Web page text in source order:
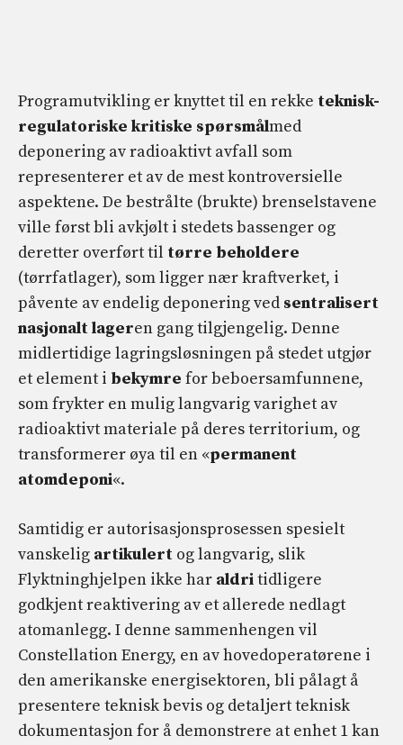
Programutvikling er knyttet til en rekke teknisk-
regulatoriske kritiske spørsmålmed
deponering av radioaktivt avfall som
representerer et av de mest kontroversielle
aspektene. De bestrålte (brukte) brenselstavene
ville først bli avkjølt i stedets bassenger og
deretter overført til tørre beholdere
(tørrfatlager), som ligger nær kraftverket, i
påvente av endelig deponering ved sentralisert
nasjonalt lageren gang tilgjengelig. Denne
midlertidige lagringsløsningen på stedet utgjør
et element i bekymre for beboersamfunnene,
som frykter en mulig langvarig varighet av
radioaktivt materiale på deres territorium, og
transformerer øya til en «permanent
atomdeponi«.
Samtidig er autorisasjonsprosessen spesielt
vanskelig artikulert og langvarig, slik
Flyktninghjelpen ikke har aldritidligere
godkjent reaktivering av et allerede nedlagt
atomanlegg. I denne sammenhengen vil
Constellation Energy, en av hovedoperatørene i
den amerikanske energisektoren, bli pålagt å
presentere teknisk bevis og detaljert teknisk
dokumentasjon for å demonstrere at enhet 1 kan